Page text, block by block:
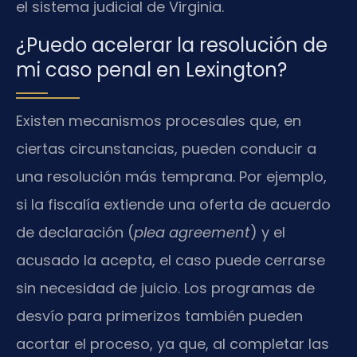
el sistema judicial de Virginia.
¿Puedo acelerar la resolución de
mi caso penal en Lexington?
Existen mecanismos procesales que, en
ciertas circunstancias, pueden conducir a
una resolución más temprana. Por ejemplo,
si la fiscalía extiende una oferta de acuerdo
de declaración (plea agreement) y el
acusado la acepta, el caso puede cerrarse
sin necesidad de juicio. Los programas de
desvío para primerizos también pueden
acortar el proceso, ya que, al completar las